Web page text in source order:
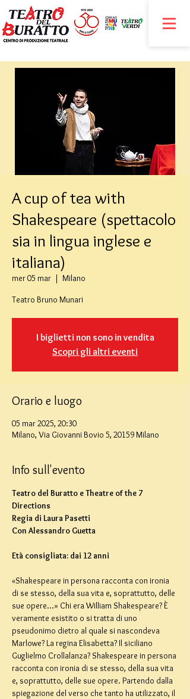
A cup of tea with
Shakespeare (spettacolo
sia in lingua inglese e
italiana)
mer 05 mar
  |
Milano
Teatro Bruno Munari
I biglietti non sono in vendita
Scopri gli altri eventi
Orario e luogo
05 mar 2025, 20:30
Milano, Via Giovanni Bovio 5, 20159 Milano
Info sull'evento
Teatro del Buratto e Theatre of the 7
Directions
Regia di Laura Pasetti
Con Alessandro Guetta
Età consigliata: dai 12 anni
«Shakespeare in persona racconta con ironia
di se stesso, della sua vita e, soprattutto, delle
sue opere...» Chi era William Shakespeare? È
veramente esistito o si tratta di uno
pseudonimo dietro al quale si nascondeva
Marlowe? La regina Elisabetta? Il siciliano
Guglielmo Crollalanza? Shakespeare in persona
racconta con ironia di se stesso, della sua vita
e, soprattutto, delle sue opere. Partendo dalla
spiegazione del verso che tanto ha utilizzato, il